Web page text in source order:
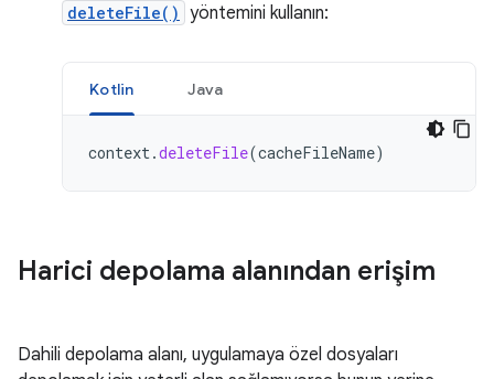
deleteFile() yöntemini kullanın:
Kotlin Java
context.deleteFile(cacheFileName)
Harici depolama alanından erişim
Dahili depolama alanı, uygulamaya özel dosyaları